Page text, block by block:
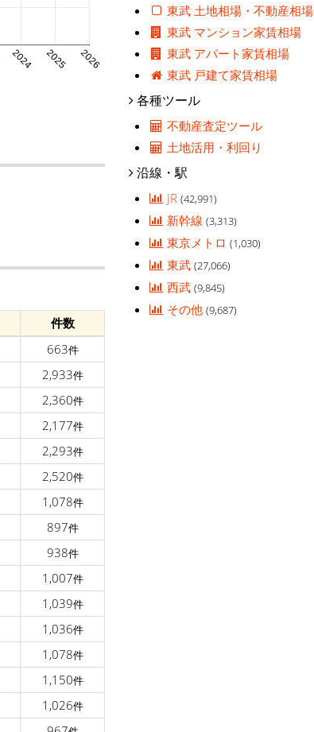
2024 2025 2026
件数
663件
2,933件
2,360件
2,177件
2,293件
2,520件
1,078件
897件
938件
1,007件
1,039件
1,036件
1,078件
1,150件
1,026件
東武 土地相場・不動産相場
東武 マンション家賃相場
東武 アパート家賃相場
東武 戸建て家賃相場
各種ツール
不動産査定ツール
土地活用・利回り
沿線・駅
JR(42,991)
新幹線(3,313)
東京メトロ(1,030)
東武(27,066)
西武(9,845)
その他(9,687)